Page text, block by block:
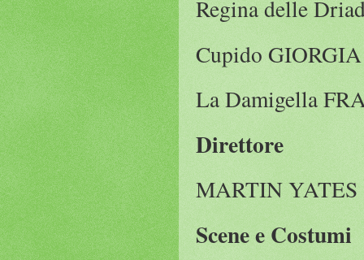
Regina delle
Cupido
La Damigella
Direttore
MARTIN YATES
Scene e Costumi